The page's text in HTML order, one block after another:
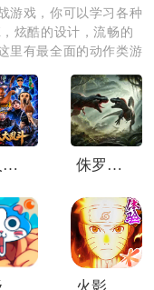
游戏，你可以学习各种
炫酷的设计，流畅的
里有最全面的动作类游
神人大乱斗 侏罗纪冲突中文版